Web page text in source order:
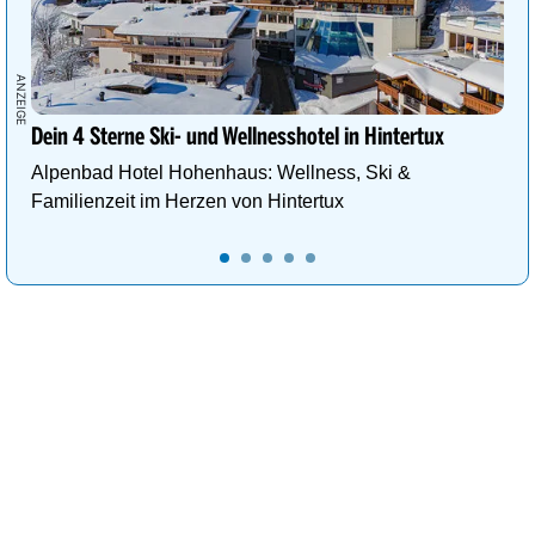
Dein 4 Sterne Ski- und Wellnesshotel in Hintertux
Alpenbad Hotel Hohenhaus: Wellness, Ski &
Familienzeit im Herzen von Hintertux